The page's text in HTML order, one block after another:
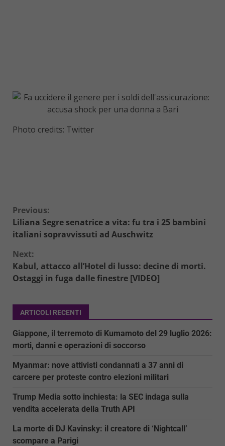
Photo credits: Twitter
Continue
Reading
Previous:
Liliana Segre senatrice a vita: fu tra i 25 bambini
italiani sopravvissuti ad Auschwitz
Next:
Kabul, attacco all’Hotel di lusso: decine di morti.
Ostaggi in fuga dalle finestre [VIDEO]
ARTICOLI RECENTI
Giappone, il terremoto di Kumamoto del 29 luglio 2026:
morti, danni e operazioni di soccorso
Myanmar: nove attivisti condannati a 37 anni di
carcere per proteste contro elezioni militari
Trump Media sotto inchiesta: la SEC indaga sulla
vendita accelerata della Truth API
La morte di DJ Kavinsky: il creatore di ‘Nightcall’
scompare a Parigi